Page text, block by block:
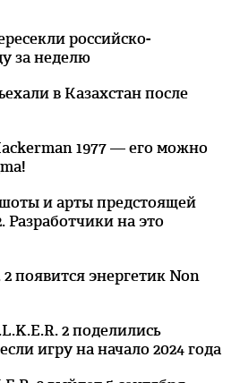
российско-
за неделю
в Казахстан после
1977 — его можно
и арты предстоящей
Разработчики на это
2 появится энергетик Non
2 поделились
игру на начало 2024 года